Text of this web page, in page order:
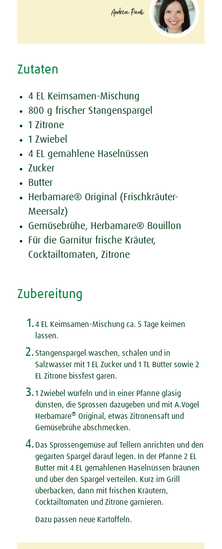
Andrea Pauli
Zutaten
4 EL Keimsamen-Mischung
800 g frischer Stangenspargel
1 Zitrone
1 Zwiebel
4 EL gemahlene Haselnüssen
Zucker
Butter
Herbamare® Original (Frischkräuter-
Meersalz)
Gemüsebrühe, Herbamare® Bouillon
Für die Garnitur frische Kräuter,
Cocktailtomaten, Zitrone
Zubereitung
1.4 EL Keimsamen-Mischung ca. 5 Tage keimen
lassen.
2.Stangenspargel waschen, schälen und in
Salzwasser mit 1 EL Zucker und 1 TL Butter sowie 2
EL Zitrone bissfest garen.
3.1 Zwiebel würfeln und in einer Pfanne glasig
dünsten, die Sprossen dazugeben und mit A.Vogel
Herbamare® Original, etwas Zitronensaft und
Gemüsebrühe abschmecken.
4. Das Sprossengemüse auf Tellern anrichten und den
gegarten Spargel darauf legen. In der Pfanne 2 EL
Butter mit 4 EL gemahlenen Haselnüssen bräunen
und über den Spargel verteilen. Kurz im Grill
überbacken, dann mit frischen Kräutern,
Cocktailtomaten und Zitrone garnieren.
Dazu passen neue Kartoffeln.